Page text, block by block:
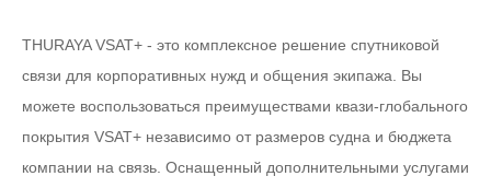
THURAYA VSAT+ - это комплексное решение спутниковой
связи для корпоративных нужд и общения экипажа. Вы
можете воспользоваться преимуществами квази-глобального
покрытия VSAT+ независимо от размеров судна и бюджета
компании на связь. Оснащенный дополнительными услугами